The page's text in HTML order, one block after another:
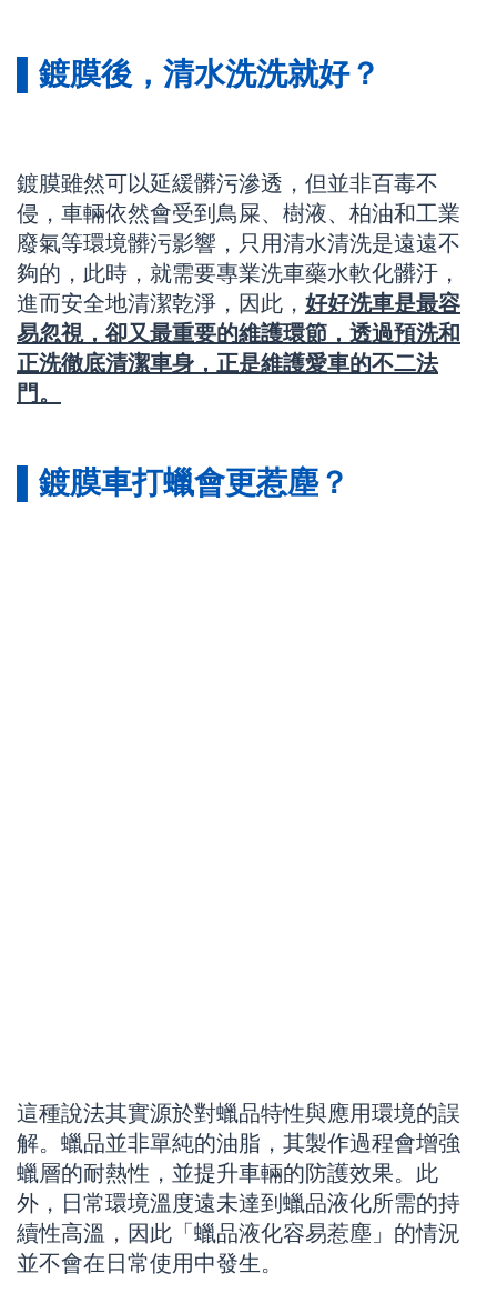
▌鍍膜後，清水洗洗就好？
鍍膜雖然可以延緩髒污滲透，但並非百毒不
侵，車輛依然會受到鳥屎、樹液、柏油和工業
廢氣等環境髒污影響，只用清水清洗是遠遠不
夠的，此時，就需要專業洗車藥水軟化髒汙，
進而安全地清潔乾淨，因此， 好好洗車是最容
易忽視，卻又最重要的維護環節，透過預洗和
正洗徹底清潔車身，正是維護愛車的不二法
門。
▌鍍膜車打蠟會更惹塵？
這種說法其實源於對蠟品特性與應用環境的誤
解。蠟品並非單純的油脂，其製作過程會增強
蠟層的耐熱性，並提升車輛的防護效果。此
外，日常環境溫度遠未達到蠟品液化所需的持
續性高溫，因此「蠟品液化容易惹塵」的情況
並不會在日常使用中發生。